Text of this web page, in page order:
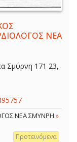
ΝΕΑ
Σμύρνη 171 23,
ΝΕΑ ΣΜΥΝΡΗ »
Προτεινόμενα